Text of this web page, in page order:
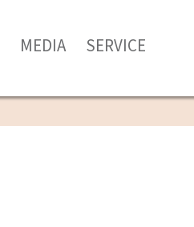
MEDIA SERVICE